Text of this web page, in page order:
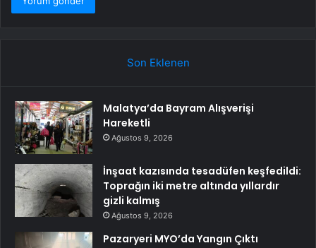
Son Eklenen
Malatya’da Bayram Alışverişi
Hareketli
Ağustos 9, 2026
İnşaat kazısında tesadüfen keşfedildi:
Toprağın iki metre altında yıllardır
gizli kalmış
Ağustos 9, 2026
Pazaryeri MYO’da Yangın Çıktı